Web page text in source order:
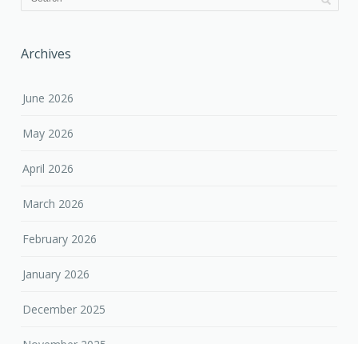
Archives
June 2026
May 2026
April 2026
March 2026
February 2026
January 2026
December 2025